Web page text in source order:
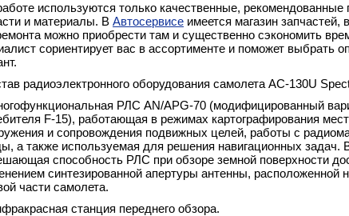
используются только качественные, рекомендованные
и материалы. В Автосервисе имеется магазин запчастей,
можно приобрести там и существенно сэкономить
сориентирует вас в ассортименте и поможет выбрать
радиоэлектронного оборудования самолета AC-130U
РЛС AN/APG-70 (модифицированный
F-15), работающая в режимах картографирования
и сопровождения подвижных целей, работы с
а также используемая для решения навигационных задач.
способность РЛС при обзоре земной поверхности
синтезированной апертуры антенны, расположенной
части самолета.
станция переднего обзора.